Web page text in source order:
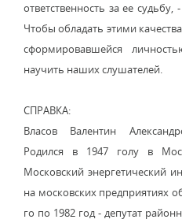
ответственность за ее
Чтобы обладать этими
сформировавшейся
научить наших слушателей.
СПРАВКА:
Власов Валентин
Родился в 1947 голу в
Московский энергетический
на московских предприятиях
го по 1982 год - депутат